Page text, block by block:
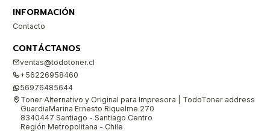
INFORMACIÓN
Contacto
CONTÁCTANOS
ventas@todotoner.cl
+56226958460
56976485644
Toner Alternativo y Original para Impresora | TodoToner address
GuardiaMarina Ernesto Riquelme 270
8340447 Santiago - Santiago Centro
Región Metropolitana - Chile